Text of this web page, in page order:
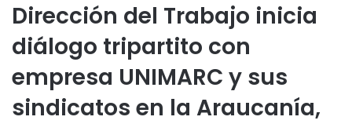
Dirección del Trabajo inicia
diálogo tripartito con
empresa UNIMARC y sus
sindicatos en la Araucanía,